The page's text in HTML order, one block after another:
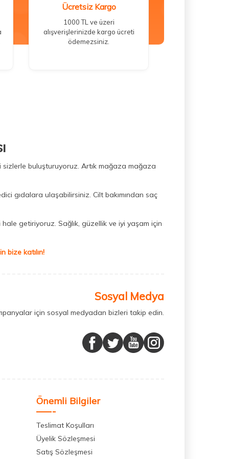
Ücretsiz Kargo
1000 TL ve üzeri
alışverişlerinizde kargo ücreti
ödemezsiniz.
sizlerle buluşturuyoruz. Artık mağaza mağaza
gıdalara ulaşabilirsiniz. Cilt bakımından saç
getiriyoruz. Sağlık, güzellik ve iyi yaşam için
bize katılın!
Sosyal Medya
için sosyal medyadan bizleri takip edin.
Önemli Bilgiler
Teslimat Koşulları
Üyelik Sözleşmesi
Satış Sözleşmesi